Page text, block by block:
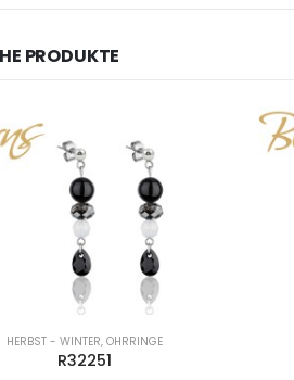
PRODUKTE
HERBST - WINTER, OHRRINGE
R32251